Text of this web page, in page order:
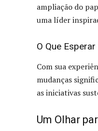
ampliação do
uma líder
O Que
Com sua
mudanças
as iniciativas
Um Olhar